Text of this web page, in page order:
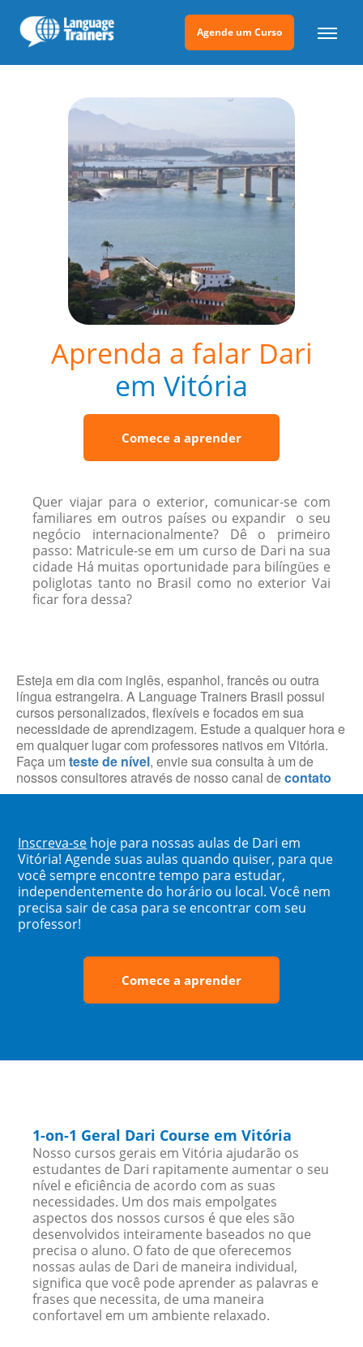
Agende um Curso
Aprenda a falar Dari
em Vitória
Comece a aprender
Quer viajar para o exterior, comunicar-se com
familiares em outros países ou expandir o seu
negócio internacionalmente? Dê o primeiro
passo: Matricule-se em um curso de Dari na sua
cidade Há muitas oportunidade para bilíngües e
poliglotas tanto no Brasil como no exterior Vai
ficar fora dessa?
Esteja em dia com inglês, espanhol, francês ou outra
língua estrangeira. A Language Trainers Brasil possui
cursos personalizados, flexíveis e focados em sua
necessidade de aprendizagem. Estude a qualquer hora e
em qualquer lugar com professores nativos em Vitória.
Faça um teste de nível, envie sua consulta à um de
nossos consultores através de nosso canal decontato
Inscreva-se hoje para nossas aulas de Dari em
Vitória! Agende suas aulas quando quiser, para que
você sempre encontre tempo para estudar,
independentemente do horário ou local. Você nem
precisa sair de casa para se encontrar com seu
professor!
Comece a aprender
1-on-1 Geral Dari Course em Vitória
Nosso cursos gerais em Vitória ajudarão os
estudantes de Dari rapitamente aumentar o seu
nível e eficiência de acordo com as suas
necessidades. Um dos mais empolgates
aspectos dos nossos cursos é que eles são
desenvolvidos inteiramente baseados no que
precisa o aluno. O fato de que oferecemos
nossas aulas de Dari de maneira individual,
significa que você pode aprender as palavras e
frases que necessita, de uma maneira
confortavel em um ambiente relaxado.